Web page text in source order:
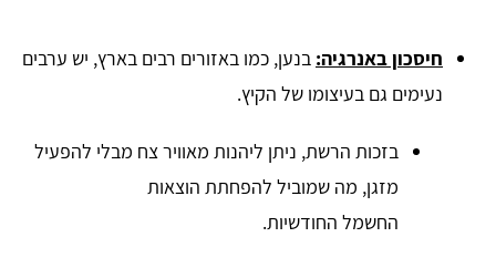
חיסכון באנרגיה: בנען, כמו באזורים רבים בארץ, יש ערבים
נעימים גם בעיצומו של הקיץ.
בזכות הרשת, ניתן ליהנות מאוויר צח מבלי להפעיל
מזגן, מה שמוביל להפחתת הוצאות
החשמל החודשיות.